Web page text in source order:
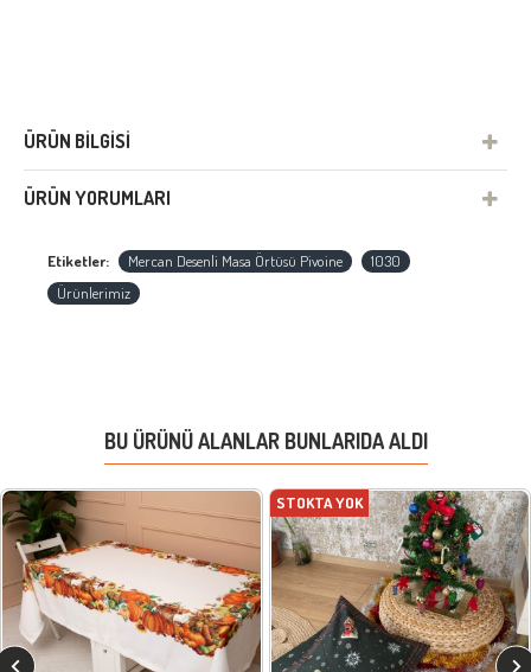
ÜRÜN BILGISI
ÜRÜN YORUMLARI
Etiketler: Mercan Desenli Masa Örtüsü Pivoine
1030
Ürünlerimiz
BU ÜRÜNÜ ALANLAR BUNLARIDA ALDI
STOKTA YOK